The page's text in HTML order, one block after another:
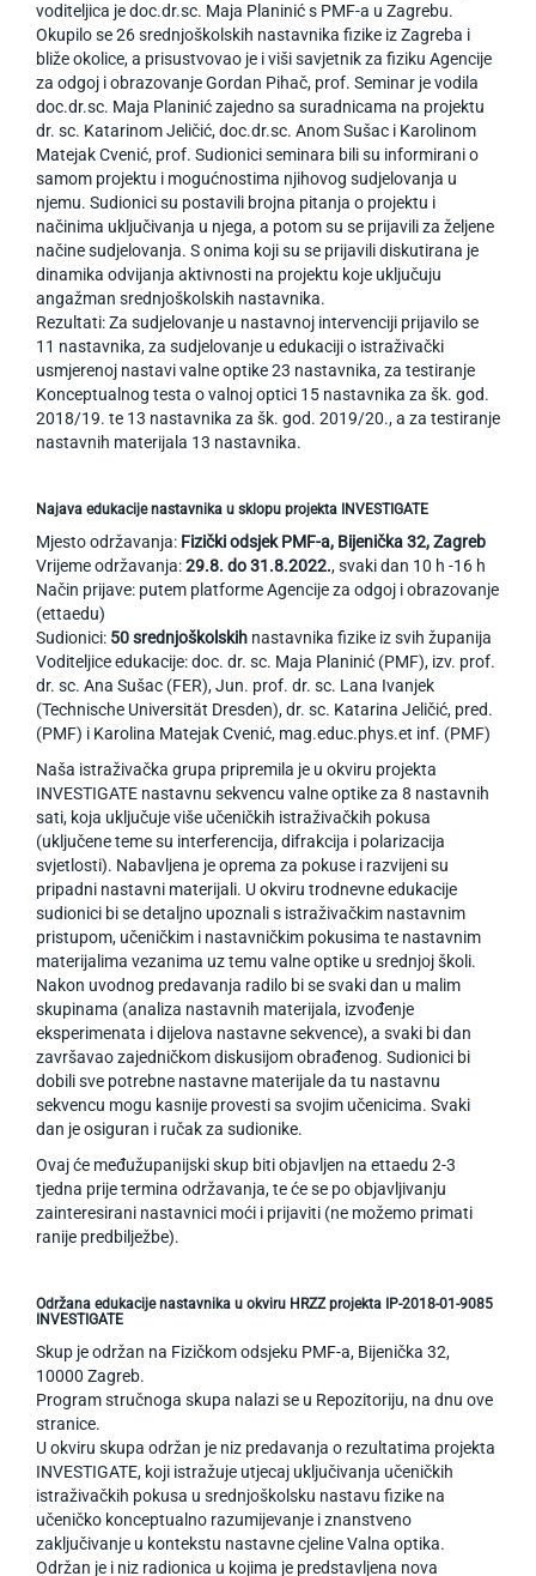
voditeljica je doc.dr.sc. Maja Planinić s PMF-a u Zagrebu.
Okupilo se 26 srednjoškolskih nastavnika fizike iz Zagreba i
bliže okolice, a prisustvovao je i viši savjetnik za fiziku Agencije
za odgoj i obrazovanje Gordan Pihač, prof. Seminar je vodila
doc.dr.sc. Maja Planinić zajedno sa suradnicama na projektu
dr. sc. Katarinom Jeličić, doc.dr.sc. Anom Sušac i Karolinom
Matejak Cvenić, prof. Sudionici seminara bili su informirani o
samom projektu i mogućnostima njihovog sudjelovanja u
njemu. Sudionici su postavili brojna pitanja o projektu i
načinima uključivanja u njega, a potom su se prijavili za željene
načine sudjelovanja. S onima koji su se prijavili diskutirana je
dinamika odvijanja aktivnosti na projektu koje uključuju
angažman srednjoškolskih nastavnika.
Rezultati: Za sudjelovanje u nastavnoj intervenciji prijavilo se
11 nastavnika, za sudjelovanje u edukaciji o istraživački
usmjerenoj nastavi valne optike 23 nastavnika, za testiranje
Konceptualnog testa o valnoj optici 15 nastavnika za šk. god.
2018/19. te 13 nastavnika za šk. god. 2019/20., a za testiranje
nastavnih materijala 13 nastavnika.
Najava edukacije nastavnika u sklopu projekta INVESTIGATE
Mjesto održavanja: Fizički odsjek PMF-a, Bijenička 32, Zagreb
Vrijeme održavanja:29.8. do 31.8.2022., svaki dan 10 h -16 h
Način prijave: putem platforme Agencije za odgoj i obrazovanje
(ettaedu)
Sudionici: 50 srednjoškolskih nastavnika fizike iz svih županija
Voditeljice edukacije: doc. dr. sc. Maja Planinić (PMF), izv. prof.
dr. sc. Ana Sušac (FER), Jun. prof. dr. sc. Lana Ivanjek
(Technische Universität Dresden), dr. sc. Katarina Jeličić, pred.
(PMF) i Karolina Matejak Cvenić, mag.educ.phys.et inf. (PMF)
Naša istraživačka grupa pripremila je u okviru projekta
INVESTIGATE nastavnu sekvencu valne optike za 8 nastavnih
sati, koja uključuje više učeničkih istraživačkih pokusa
(uključene teme su interferencija, difrakcija i polarizacija
svjetlosti). Nabavljena je oprema za pokuse i razvijeni su
pripadni nastavni materijali. U okviru trodnevne edukacije
sudionici bi se detaljno upoznali s istraživačkim nastavnim
pristupom, učeničkim i nastavničkim pokusima te nastavnim
materijalima vezanima uz temu valne optike u srednjoj školi.
Nakon uvodnog predavanja radilo bi se svaki dan u malim
skupinama (analiza nastavnih materijala, izvođenje
eksperimenata i dijelova nastavne sekvence), a svaki bi dan
završavao zajedničkom diskusijom obrađenog. Sudionici bi
dobili sve potrebne nastavne materijale da tu nastavnu
sekvencu mogu kasnije provesti sa svojim učenicima. Svaki
dan je osiguran i ručak za sudionike.
Ovaj će međužupanijski skup biti objavljen na ettaedu 2-3
tjedna prije termina održavanja, te će se po objavljivanju
zainteresirani nastavnici moći i prijaviti (ne možemo primati
ranije predbilježbe).
Održana edukacije nastavnika u okviru HRZZ projekta IP-2018-01-9085
INVESTIGATE
Skup je održan na Fizičkom odsjeku PMF-a, Bijenička 32,
10000 Zagreb.
Program stručnoga skupa nalazi se u Repozitoriju, na dnu ove
stranice.
U okviru skupa održan je niz predavanja o rezultatima projekta
INVESTIGATE, koji istražuje utjecaj uključivanja učeničkih
istraživačkih pokusa u srednjoškolsku nastavu fizike na
učeničko konceptualno razumijevanje i znanstveno
zaključivanje u kontekstu nastavne cjeline Valna optika.
Održan je i niz radionica u kojima je predstavljena nova